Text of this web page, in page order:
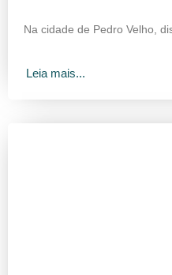
Na cidade de Pedro Velho,
Leia mais...